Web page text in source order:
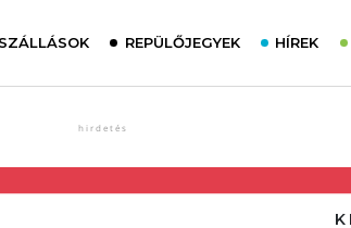
SZÁLLÁSOK REPÜLŐJEGYEK HÍREK